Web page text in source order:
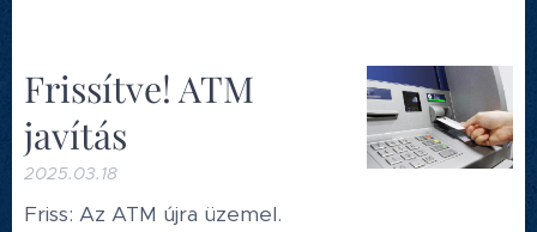
Frissítve! ATM
javítás
2025.03.18
Friss: Az ATM újra üzemel.